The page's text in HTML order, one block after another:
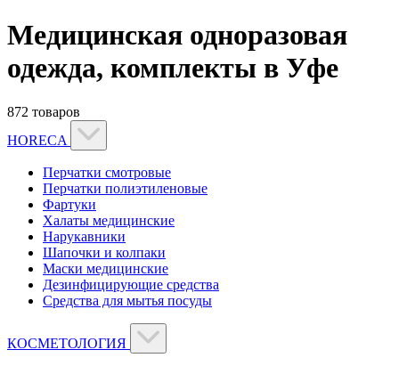
Медицинская одноразовая
одежда, комплекты в Уфе
872 товаров
HORECA
Перчатки смотровые
Перчатки полиэтиленовые
Фартуки
Халаты медицинские
Нарукавники
Шапочки и колпаки
Маски медицинские
Дезинфицирующие средства
Средства для мытья посуды
КОСМЕТОЛОГИЯ